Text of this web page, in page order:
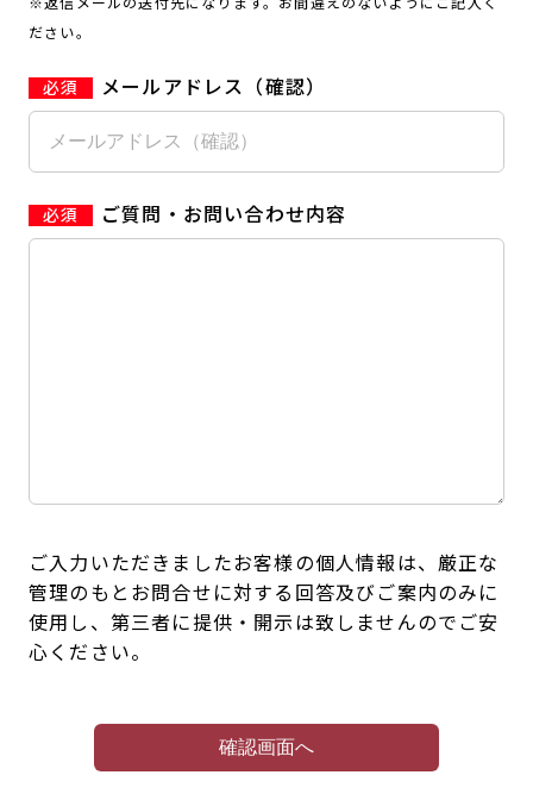
ださい。
メールアドレス（確認）
ご質問・お問い合わせ内容
ご入力いただきましたお客様の個人情報は、厳正な
管理のもとお問合せに対する回答及びご案内のみに
使用し、第三者に提供・開示は致しませんのでご安
心ください。